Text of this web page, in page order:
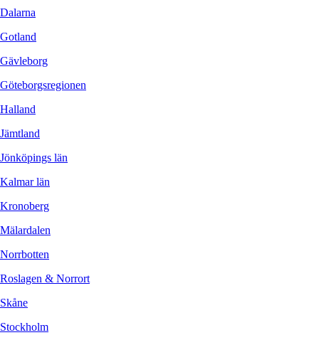
Dalarna
Gotland
Gävleborg
Göteborgsregionen
Halland
Jämtland
Jönköpings län
Kalmar län
Kronoberg
Mälardalen
Norrbotten
Roslagen & Norrort
Skåne
Stockholm